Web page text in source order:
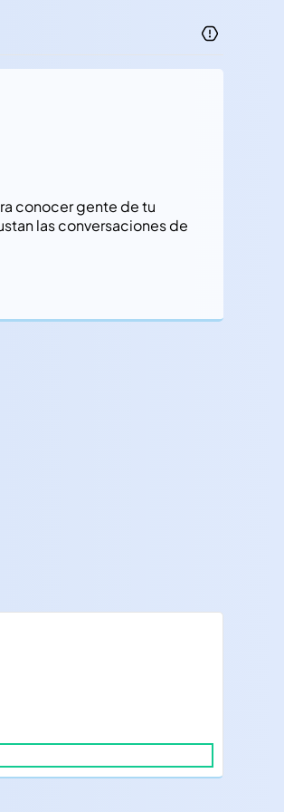
conocer gente de tu
las conversaciones de